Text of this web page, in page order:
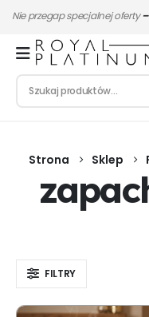
Nie przegap specjalnej oferty
Strona Sklep
FILTRY